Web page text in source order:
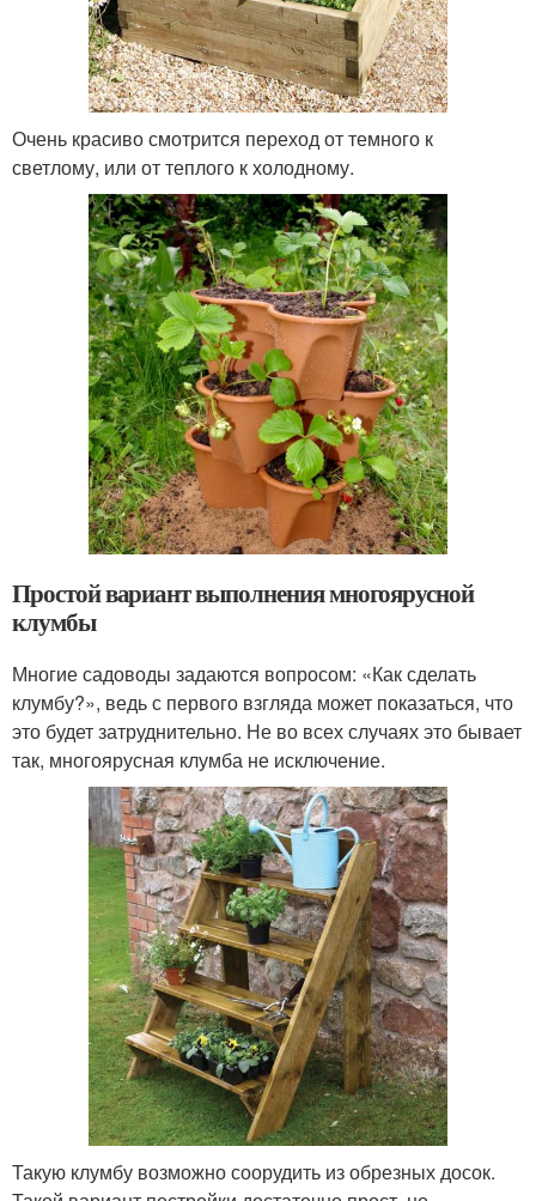
Очень красиво смотрится переход от темного к
светлому, или от теплого к холодному.
Простой вариант выполнения многоярусной
клумбы
Многие садоводы задаются вопросом: «Как сделать
клумбу?», ведь с первого взгляда может показаться, что
это будет затруднительно. Не во всех случаях это бывает
так, многоярусная клумба не исключение.
Такую клумбу возможно соорудить из обрезных досок.